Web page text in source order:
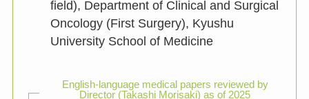
field), Department of Clinical and Surgical
Oncology (First Surgery), Kyushu
University School of Medicine
English-language medical papers reviewed by
Director (Takashi Morisaki) as of 2025